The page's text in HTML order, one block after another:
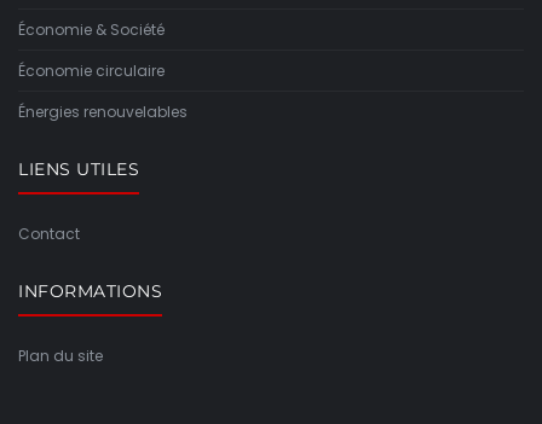
Économie & Société
Économie circulaire
Énergies renouvelables
LIENS UTILES
Contact
INFORMATIONS
Plan du site